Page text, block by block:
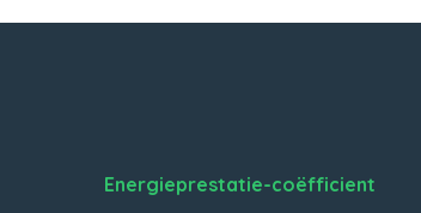
Energieprestatie-coëfficient